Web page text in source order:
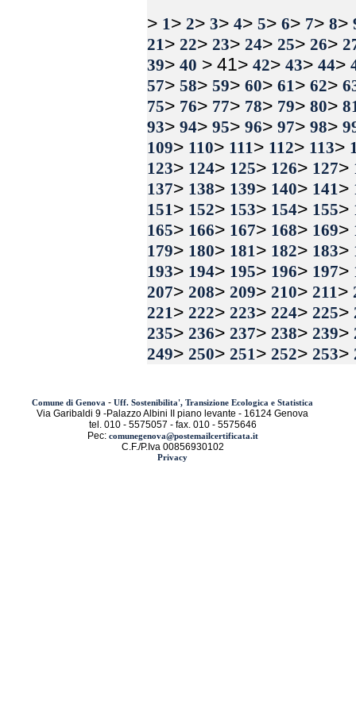
> 1 > 2> 3> 4> 5> 6> 7> 8>
21 > 22> 23> 24> 25> 26>
39> 40 > 41> 42> 43> 44>
57> 58> 59> 60> 61 > 62>
75> 76> 77> 78> 79> 80>
93> 94> 95> 96> 97> 98>
109> 110> 111 > 112> 113>
123> 124> 125> 126> 127>
137> 138> 139> 140> 141 >
151 > 152> 153> 154> 155>
165> 166> 167> 168> 169>
179> 180> 181 > 182> 183>
193> 194> 195> 196> 197>
207> 208> 209> 210> 211 >
221 > 222> 223> 224> 225>
235> 236> 237> 238> 239>
249> 250> 251 > 252> 253>
Comune di Genova - Uff. Sostenibilita', Transizione Ecologica e Statistica
Via Garibaldi 9 -Palazzo Albini II piano levante - 16124 Genova
tel. 010 - 5575057 - fax. 010 - 5575646
Pec: comunegenova@postemailcertificata.it
C.F./P.Iva 00856930102
Privacy